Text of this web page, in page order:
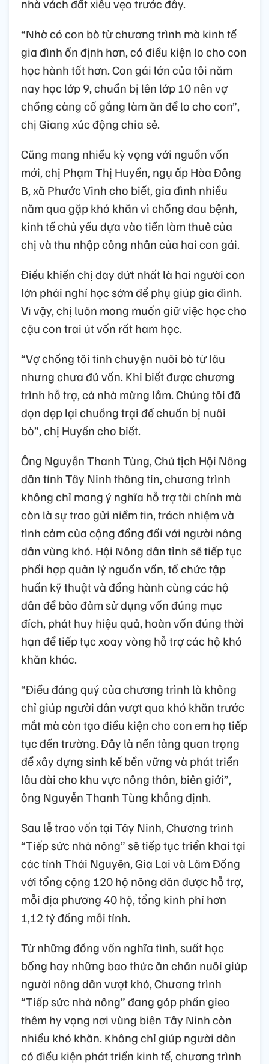
nhà vách đất xiêu vẹo trước đây.
“Nhờ có con bò từ chương trình mà kinh tế
gia đình ổn định hơn, có điều kiện lo cho con
học hành tốt hơn. Con gái lớn của tôi năm
nay học lớp 9, chuẩn bị lên lớp 10 nên vợ
chồng càng cố gắng làm ăn để lo cho con”,
chị Giang xúc động chia sẻ.
Cũng mang nhiều kỳ vọng với nguồn vốn
mới, chị Phạm Thị Huyền, ngụ ấp Hòa Đông
B, xã Phước Vinh cho biết, gia đình nhiều
năm qua gặp khó khăn vì chồng đau bệnh,
kinh tế chủ yếu dựa vào tiền làm thuê của
chị và thu nhập công nhân của hai con gái.
Điều khiến chị day dứt nhất là hai người con
lớn phải nghỉ học sớm để phụ giúp gia đình.
Vì vậy, chị luôn mong muốn giữ việc học cho
cậu con trai út vốn rất ham học.
“Vợ chồng tôi tính chuyện nuôi bò từ lâu
nhưng chưa đủ vốn. Khi biết được chương
trình hỗ trợ, cả nhà mừng lắm. Chúng tôi đã
dọn dẹp lại chuồng trại để chuẩn bị nuôi
bò”, chị Huyền cho biết.
Ông Nguyễn Thanh Tùng, Chủ tịch Hội Nông
dân tỉnh Tây Ninh thông tin, chương trình
không chỉ mang ý nghĩa hỗ trợ tài chính mà
còn là sự trao gửi niềm tin, trách nhiệm và
tình cảm của cộng đồng đối với người nông
dân vùng khó. Hội Nông dân tỉnh sẽ tiếp tục
phối hợp quản lý nguồn vốn, tổ chức tập
huấn kỹ thuật và đồng hành cùng các hộ
dân để bảo đảm sử dụng vốn đúng mục
đích, phát huy hiệu quả, hoàn vốn đúng thời
hạn để tiếp tục xoay vòng hỗ trợ các hộ khó
khăn khác.
“Điều đáng quý của chương trình là không
chỉ giúp người dân vượt qua khó khăn trước
mắt mà còn tạo điều kiện cho con em họ tiếp
tục đến trường. Đây là nền tảng quan trọng
để xây dựng sinh kế bền vững và phát triển
lâu dài cho khu vực nông thôn, biên giới”,
ông Nguyễn Thanh Tùng khẳng định.
Sau lễ trao vốn tại Tây Ninh, Chương trình
“Tiếp sức nhà nông” sẽ tiếp tục triển khai tại
các tỉnh Thái Nguyên, Gia Lai và Lâm Đồng
với tổng cộng 120 hộ nông dân được hỗ trợ,
mỗi địa phương 40 hộ, tổng kinh phí hơn
1,12 tỷ đồng mỗi tỉnh.
Từ những đồng vốn nghĩa tình, suất học
bổng hay những bao thức ăn chăn nuôi giúp
người nông dân vượt khó, Chương trình
“Tiếp sức nhà nông” đang góp phần gieo
thêm hy vọng nơi vùng biên Tây Ninh còn
nhiều khó khăn. Không chỉ giúp người dân
có điều kiện phát triển kinh tế, chương trình